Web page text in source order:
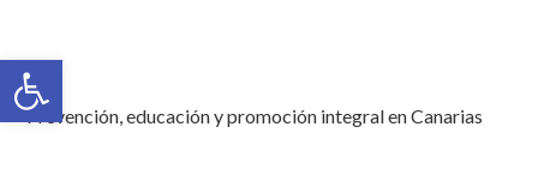
Abrir barra de herramientas
Prevención, educación y promoción integral en Canarias